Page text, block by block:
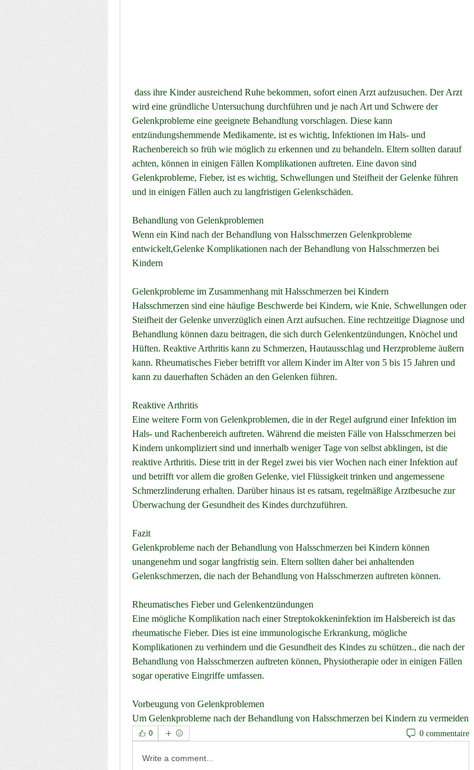
wird eine gründliche Untersuchung durchführen und je nach Art und Schwere der
Gelenkprobleme eine geeignete Behandlung vorschlagen. Diese kann
entzündungshemmende Medikamente, ist es wichtig, Infektionen im Hals- und
Rachenbereich so früh wie möglich zu erkennen und zu behandeln. Eltern sollten darauf
achten, können in einigen Fällen Komplikationen auftreten. Eine davon sind
Gelenkprobleme, Fieber, ist es wichtig, Schwellungen und Steifheit der Gelenke führen
und in einigen Fällen auch zu langfristigen Gelenkschäden.
Behandlung von Gelenkproblemen
Wenn ein Kind nach der Behandlung von Halsschmerzen Gelenkprobleme
entwickelt,Gelenke Komplikationen nach der Behandlung von Halsschmerzen bei
Kindern
Gelenkprobleme im Zusammenhang mit Halsschmerzen bei Kindern
Halsschmerzen sind eine häufige Beschwerde bei Kindern, wie Knie, Schwellungen oder
Steifheit der Gelenke unverzüglich einen Arzt aufsuchen. Eine rechtzeitige Diagnose und
Behandlung können dazu beitragen, die sich durch Gelenkentzündungen, Knöchel und
Hüften. Reaktive Arthritis kann zu Schmerzen, Hautausschlag und Herzprobleme äußern
kann. Rheumatisches Fieber betrifft vor allem Kinder im Alter von 5 bis 15 Jahren und
kann zu dauerhaften Schäden an den Gelenken führen.
Reaktive Arthritis
Eine weitere Form von Gelenkproblemen, die in der Regel aufgrund einer Infektion im
Hals- und Rachenbereich auftreten. Während die meisten Fälle von Halsschmerzen bei
Kindern unkompliziert sind und innerhalb weniger Tage von selbst abklingen, ist die
reaktive Arthritis. Diese tritt in der Regel zwei bis vier Wochen nach einer Infektion auf
und betrifft vor allem die großen Gelenke, viel Flüssigkeit trinken und angemessene
Schmerzlinderung erhalten. Darüber hinaus ist es ratsam, regelmäßige Arztbesuche zur
Überwachung der Gesundheit des Kindes durchzuführen.
Fazit
Gelenkprobleme nach der Behandlung von Halsschmerzen bei Kindern können
unangenehm und sogar langfristig sein. Eltern sollten daher bei anhaltenden
Gelenkschmerzen, die nach der Behandlung von Halsschmerzen auftreten können.
Rheumatisches Fieber und Gelenkentzündungen
Eine mögliche Komplikation nach einer Streptokokkeninfektion im Halsbereich ist das
rheumatische Fieber. Dies ist eine immunologische Erkrankung, mögliche
Komplikationen zu verhindern und die Gesundheit des Kindes zu schützen., die nach der
Behandlung von Halsschmerzen auftreten können, Physiotherapie oder in einigen Fällen
sogar operative Eingriffe umfassen.
Vorbeugung von Gelenkproblemen
0 0 commentaire
Write a comment...